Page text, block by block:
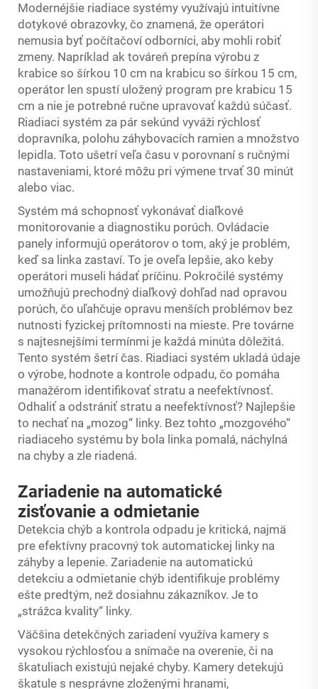
Modernéjšie riadiace systémy využívajú intuitívne
dotykové obrazovky, čo znamená, že operátori
nemusia byť počítačoví odborníci, aby mohli robiť
zmeny. Napríklad ak továreň prepína výrobu z
krabice so šírkou 10 cm na krabicu so šírkou 15 cm,
operátor len spustí uložený program pre krabicu 15
cm a nie je potrebné ručne upravovať každú súčasť.
Riadiaci systém za pár sekúnd vyváži rýchlosť
dopravníka, polohu záhybovacích ramien a množstvo
lepidla. Toto ušetrí veľa času v porovnaní s ručnými
nastaveniami, ktoré môžu pri výmene trvať 30 minút
alebo viac.
Systém má schopnosť vykonávať diaľkové
monitorovanie a diagnostiku porúch. Ovládacie
panely informujú operátorov o tom, aký je problém,
keď sa linka zastaví. To je oveľa lepšie, ako keby
operátori museli hádať príčinu. Pokročilé systémy
umožňujú prechodný diaľkový dohľad nad opravou
porúch, čo uľahčuje opravu menších problémov bez
nutnosti fyzickej prítomnosti na mieste. Pre továrne
s najtesnejšími termínmi je každá minúta dôležitá.
Tento systém šetrí čas. Riadiaci systém ukladá údaje
o výrobe, hodnote a kontrole odpadu, čo pomáha
manažérom identifikovať stratu a neefektívnosť.
Odhaliť a odstrániť stratu a neefektívnosť? Najlepšie
to nechať na „mozog“ linky. Bez tohto „mozgového“
riadiaceho systému by bola linka pomalá, náchylná
na chyby a zle riadená.
Zariadenie na automatické
zisťovanie a odmietanie
Detekcia chýb a kontrola odpadu je kritická, najmä
pre efektívny pracovný tok automatickej linky na
záhyby a lepenie. Zariadenie na automatickú
detekciu a odmietanie chýb identifikuje problémy
ešte predtým, než dosiahnu zákazníkov. Je to
„strážca kvality“ linky.
Väčšina detekčných zariadení využíva kamery s
vysokou rýchlosťou a snímače na overenie, či na
škatuliach existujú nejaké chyby. Kamery detekujú
škatule s nesprávne zloženými hranami,